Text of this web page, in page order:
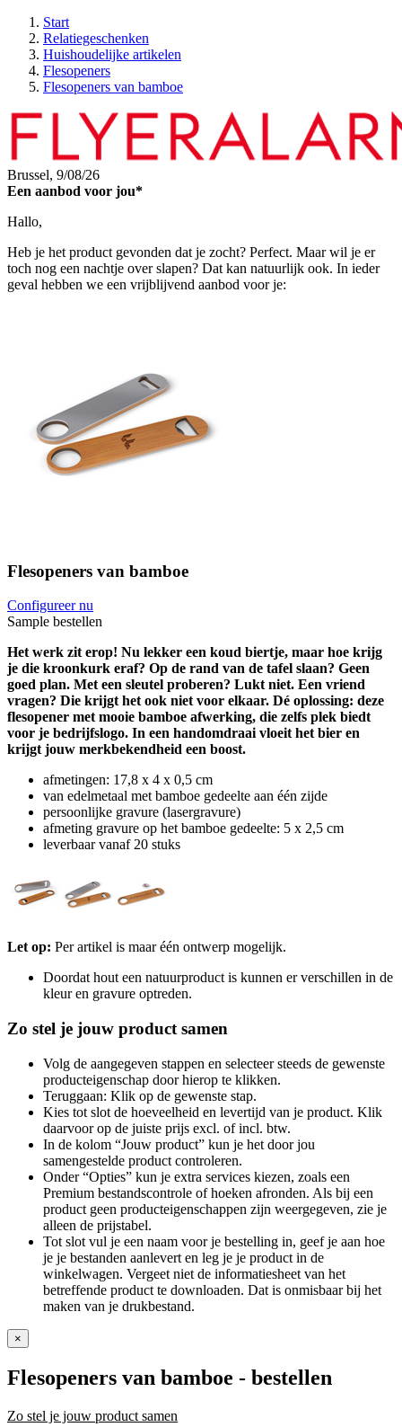
Start
Relatiegeschenken
Huishoudelijke artikelen
Flesopeners
Flesopeners van bamboe
Brussel, 9/08/26
Een aanbod voor jou*
Hallo,
Heb je het product gevonden dat je zocht? Perfect. Maar wil je er
toch nog een nachtje over slapen? Dat kan natuurlijk ook. In ieder
geval hebben we een vrijblijvend aanbod voor je:
Flesopeners van bamboe
Configureer nu
Sample bestellen
Het werk zit erop! Nu lekker een koud biertje, maar hoe krijg
je die kroonkurk eraf? Op de rand van de tafel slaan? Geen
goed plan. Met een sleutel proberen? Lukt niet. Een vriend
vragen? Die krijgt het ook niet voor elkaar. Dé oplossing: deze
flesopener met mooie bamboe afwerking, die zelfs plek biedt
voor je bedrijfslogo. In een handomdraai vloeit het bier en
krijgt jouw merkbekendheid een boost.
afmetingen: 17,8 x 4 x 0,5 cm
van edelmetaal met bamboe gedeelte aan één zijde
persoonlijke gravure (lasergravure)
afmeting gravure op het bamboe gedeelte: 5 x 2,5 cm
leverbaar vanaf 20 stuks
Let op: Per artikel is maar één ontwerp mogelijk.
Doordat hout een natuurproduct is kunnen er verschillen in de
kleur en gravure optreden.
Zo stel je jouw product samen
Volg de aangegeven stappen en selecteer steeds de gewenste
producteigenschap door hierop te klikken.
Teruggaan: Klik op de gewenste stap.
Kies tot slot de hoeveelheid en levertijd van je product. Klik
daarvoor op de juiste prijs excl. of incl. btw.
In de kolom “Jouw product” kun je het door jou
samengestelde product controleren.
Onder “Opties” kun je extra services kiezen, zoals een
Premium bestandscontrole of hoeken afronden. Als bij een
product geen producteigenschappen zijn weergegeven, zie je
alleen de prijstabel.
Tot slot vul je een naam voor je bestelling in, geef je aan hoe
je je bestanden aanlevert en leg je je product in de
winkelwagen. Vergeet niet de informatiesheet van het
betreffende product te downloaden. Dat is onmisbaar bij het
maken van je drukbestand.
×
Flesopeners van bamboe - bestellen
Zo stel je jouw product samen